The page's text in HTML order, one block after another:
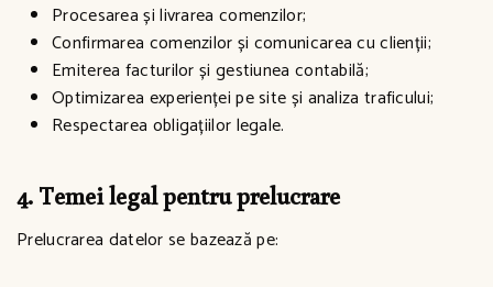
Procesarea și livrarea comenzilor;
Confirmarea comenzilor și comunicarea cu clienții;
Emiterea facturilor și gestiunea contabilă;
Optimizarea experienței pe site și analiza traficului;
Respectarea obligațiilor legale.
4. Temei legal pentru prelucrare
Prelucrarea datelor se bazează pe: